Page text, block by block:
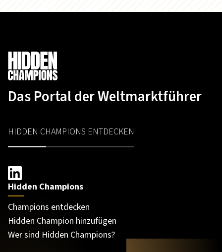
Das Portal der Weltmarktführer
HIDDEN CHAMPIONS ENTDECKEN
Hidden Champions
Champions entdecken
Hidden Champion hinzufügen
Wer sind Hidden Champions?